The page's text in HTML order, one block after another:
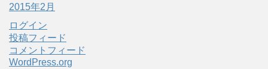
2015年2月
ログイン
投稿フィード
コメントフィード
WordPress.org